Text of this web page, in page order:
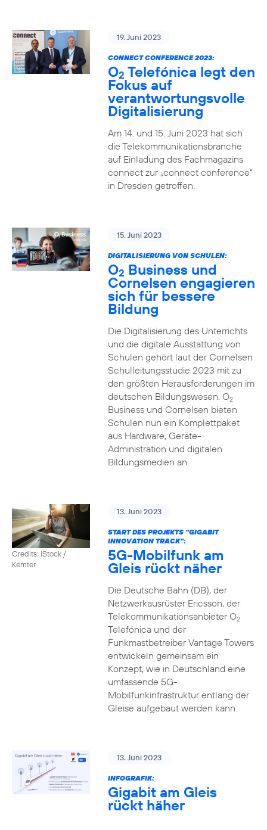
19. Juni 2023
CONNECT CONFERENCE 2023:
O2 Telefónica legt den
Fokus auf
verantwortungsvolle
Digitalisierung
Am 14. und 15. Juni 2023 hat sich
die Telekommunikationsbranche
auf Einladung des Fachmagazins
connect zur „connect conference“
in Dresden getroffen.
15. Juni 2023
DIGITALISIERUNG VON SCHULEN:
O2 Business und
Cornelsen engagieren
sich für bessere
Bildung
Die Digitalisierung des Unterrichts
und die digitale Ausstattung von
Schulen gehört laut der Cornelsen
Schulleitungsstudie 2023 mit zu
den größten Herausforderungen im
deutschen Bildungswesen. O2
Business und Cornelsen bieten
Schulen nun ein Komplettpaket
aus Hardware, Geräte-
Administration und digitalen
Bildungsmedien an.
Credits: iStock /
Kemter
13. Juni 2023
START DES PROJEKTS "GIGABIT
INNOVATION TRACK":
5G-Mobilfunk am
Gleis rückt näher
Die Deutsche Bahn (DB), der
Netzwerkausrüster Ericsson, der
Telekommunikationsanbieter O2
Telefónica und der
Funkmastbetreiber Vantage Towers
entwickeln gemeinsam ein
Konzept, wie in Deutschland eine
umfassende 5G-
Mobilfunkinfrastruktur entlang der
Gleise aufgebaut werden kann.
13. Juni 2023
INFOGRAFIK:
Gigabit am Gleis
rückt häher